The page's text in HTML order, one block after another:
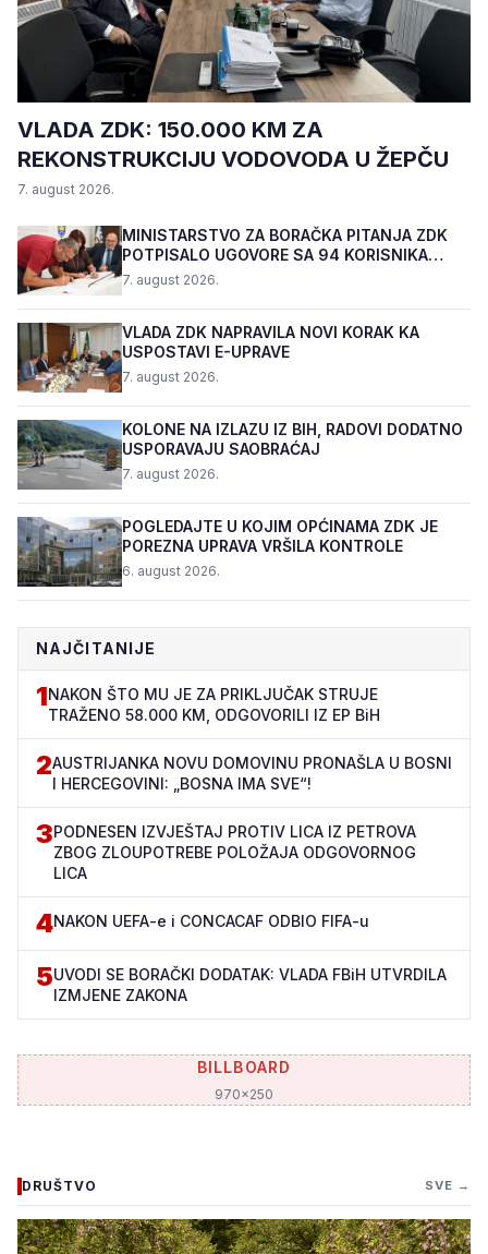
VLADA ZDK: 150.000 KM ZA
REKONSTRUKCIJU VODOVODA U ŽEPČU
7. august 2026.
MINISTARSTVO ZA BORAČKA PITANJA ZDK
POTPISALO UGOVORE SA 94 KORISNIKA
PROGRAMA "BIZNIS PL...
7. august 2026.
VLADA ZDK NAPRAVILA NOVI KORAK KA
USPOSTAVI E-UPRAVE
7. august 2026.
KOLONE NA IZLAZU IZ BIH, RADOVI DODATNO
USPORAVAJU SAOBRAĆAJ
7. august 2026.
POGLEDAJTE U KOJIM OPĆINAMA ZDK JE
POREZNA UPRAVA VRŠILA KONTROLE
6. august 2026.
NAJČITANIJE
1NAKON ŠTO MU JE ZA PRIKLJUČAK STRUJE
TRAŽENO 58.000 KM, ODGOVORILI IZ EP BiH
2AUSTRIJANKA NOVU DOMOVINU PRONAŠLA U BOSNI
I HERCEGOVINI: „BOSNA IMA SVE“!
3PODNESEN IZVJEŠTAJ PROTIV LICA IZ PETROVA
ZBOG ZLOUPOTREBE POLOŽAJA ODGOVORNOG
LICA
4NAKON UEFA-e i CONCACAF ODBIO FIFA-u
5UVODI SE BORAČKI DODATAK: VLADA FBiH UTVRDILA
IZMJENE ZAKONA
BILLBOARD
970x250
DRUŠTVO SVE →